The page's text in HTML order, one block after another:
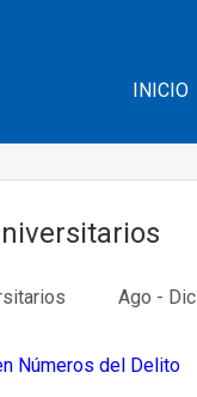
INICIO
Ago - Dic
Números del Delito